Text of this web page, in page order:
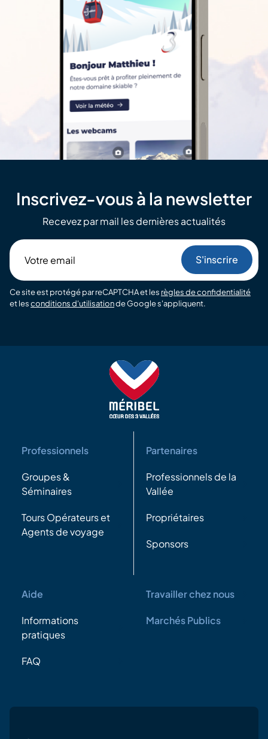
Inscrivez-vous à la newsletter
Recevez par mail les dernières actualités
email
Ce site est protégé par reCAPTCHA et les règles de confidentialité
et lesconditions d'utilisationde Google s'appliquent.
Professionnels
Groupes &
Séminaires
Tours Opérateurs et
Agents de voyage
Partenaires
Professionnels de la
Vallée
Propriétaires
Sponsors
Aide
Informations
pratiques
FAQ
Travailler chez nous
Marchés Publics